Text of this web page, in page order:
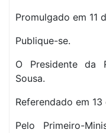
Promulgado em 11
Publique-se.
O Presidente da
Sousa.
Referendado em
Pelo Primeiro-